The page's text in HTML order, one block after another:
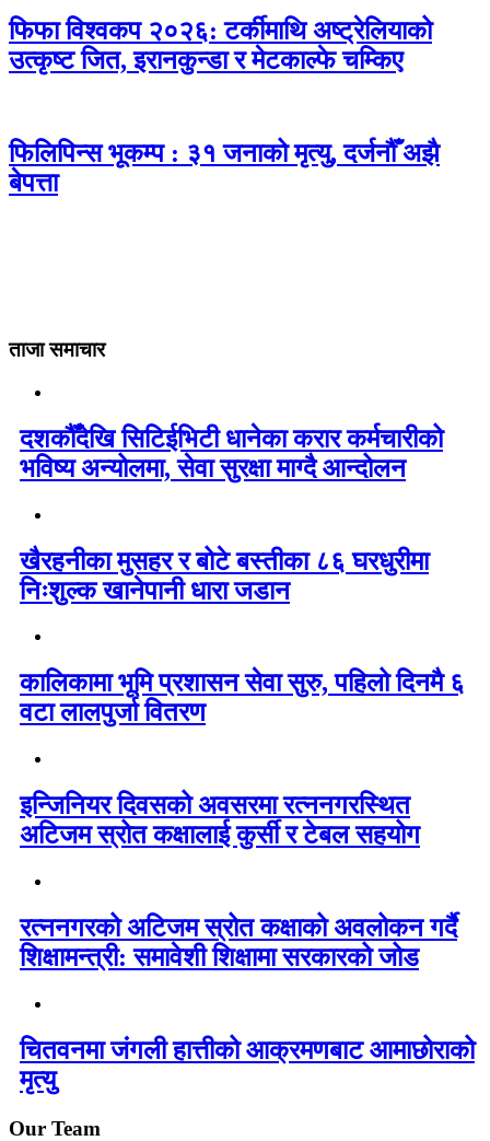
फिफा विश्वकप २०२६: टर्कीमाथि अष्ट्रेलियाको
उत्कृष्ट जित, इरानकुन्डा र मेटकाल्फे चम्किए
फिलिपिन्स भूकम्प : ३१ जनाको मृत्यु, दर्जनौँ अझै
बेपत्ता
ताजा समाचार
दशकौँदेखि सिटिईभिटी धानेका करार कर्मचारीको
भविष्य अन्योलमा, सेवा सुरक्षा माग्दै आन्दोलन
खैरहनीका मुसहर र बोटे बस्तीका ८६ घरधुरीमा
निःशुल्क खानेपानी धारा जडान
कालिकामा भूमि प्रशासन सेवा सुरु, पहिलो दिनमै ६
वटा लालपुर्जा वितरण
इन्जिनियर दिवसको अवसरमा रत्ननगरस्थित
अटिजम स्रोत कक्षालाई कुर्सी र टेबल सहयोग
रत्ननगरको अटिजम स्रोत कक्षाको अवलोकन गर्दै
शिक्षामन्त्री: समावेशी शिक्षामा सरकारको जोड
चितवनमा जंगली हात्तीको आक्रमणबाट आमाछोराको
मृत्यु
Our Team